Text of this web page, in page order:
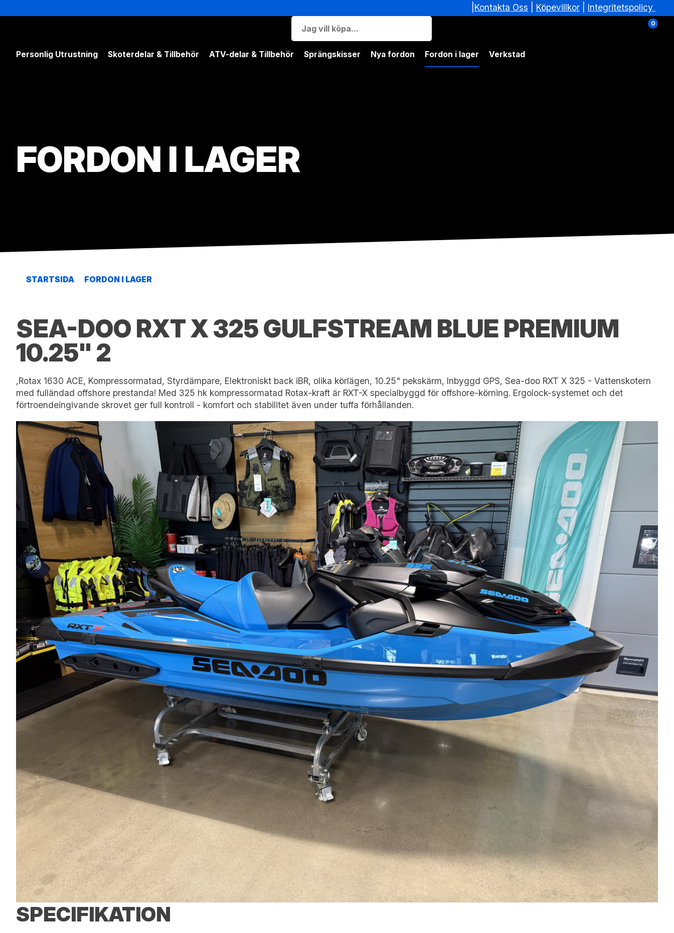
Köpevillkor| Integritetspolicy
0
Personlig Utrustning Skoterdelar & Tillbehör ATV-delar & Tillbehör Sprängskisser Nya fordon Fordon i lager Verkstad
FORDON I LAGER
STARTSIDA FORDON I LAGER
SEA-DOO RXT X 325 GULFSTREAM BLUE PREMIUM
10.25" 2
,Rotax 1630 ACE, Kompressormatad, Styrdämpare, Elektroniskt back iBR, olika körlägen, 10.25" pekskärm, Inbyggd GPS, Sea-doo RXT X 325 - Vattenskotern
med fulländad offshore prestanda! Med 325 hk kompressormatad Rotax-kraft är RXT-X specialbyggd för offshore-körning. Ergolock-systemet och det
förtroendeingivande skrovet ger full kontroll - komfort och stabilitet även under tuffa förhållanden.
SPECIFIKATION